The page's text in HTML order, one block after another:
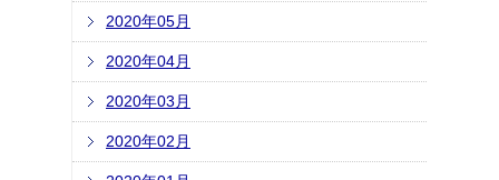
2020年05月
2020年04月
2020年03月
2020年02月